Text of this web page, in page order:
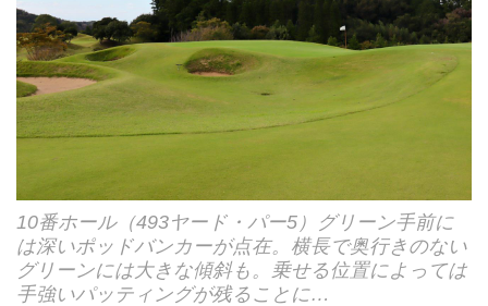
10番ホール（493ヤード・パー5）グリーン手前に
は深いポッドバンカーが点在。横長で奥行きのない
グリーンには大きな傾斜も。乗せる位置によっては
手強いパッティングが残ることに…